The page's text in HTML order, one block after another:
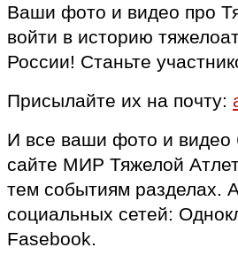
Ваши фото и видео про
войти в историю
России! Станьте
Присылайте их на почту:
И все ваши фото и видео
сайте МИР Тяжелой
тем событиям разделах.
социальных сетей:
Fasebook.